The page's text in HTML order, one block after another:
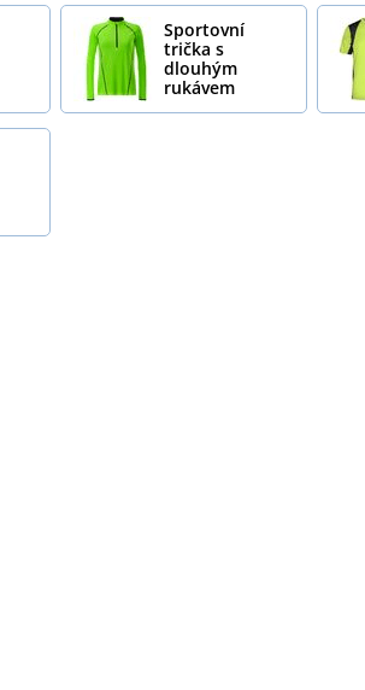
Sportovní
trička s
dlouhým
rukávem